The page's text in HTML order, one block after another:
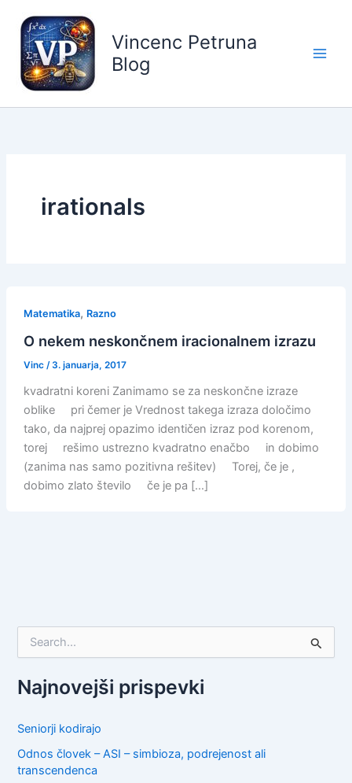
content
Vincenc Petruna
Blog
irationals
Matematika, Razno
O nekem neskončnem iracionalnem izrazu
Vinc /3. januarja, 2017
kvadratni koreni Zanimamo se za neskončne izraze
oblike pri čemer je Vrednost takega izraza določimo
tako, da najprej opazimo identičen izraz pod korenom,
torej rešimo ustrezno kvadratno enačbo in dobimo
(zanima nas samo pozitivna rešitev) Torej, če je ,
dobimo zlato število če je pa […]
r
c
f
r
:
Najnovejši prispevki
Seniorji kodirajo
Odnos človek – ASI – simbioza, podrejenost ali
transcendenca